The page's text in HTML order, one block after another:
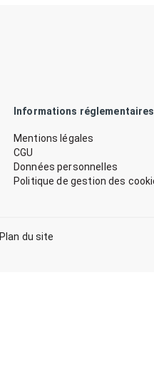
Informations réglementaires
Mentions légales
CGU
Données personnelles
Politique de gestion des
Plan du site